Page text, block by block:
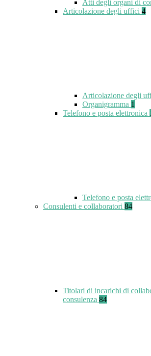
Atti degli organi di
Articolazione degli uffici 4
Articolazione degli
Organigramma 1
Telefono e posta elettronica
Telefono e posta
Consulenti e collaboratori 84
Titolari di incarichi di
consulenza 84